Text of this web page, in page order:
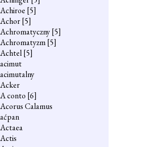
Achiroe [5]
Achor[5]
Achromatyczny[5]
Achromatyzm[5]
Achtel[5]
acimut
acimutalny
Acker
A conto [6]
Acorus Calamus
aćpan
Actaea
Actis